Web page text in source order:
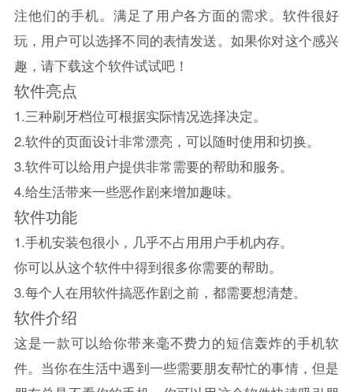
注他们的手机。满足了用户各方面的需求。软件很好
玩，用户可以选择不同的表情发送。如果你对这个感兴
趣，请下载这个软件试试吧！
软件亮点
1.三种刷牙档位可根据实际情况选择决定。
2.软件的页面设计非常漂亮，可以随时使用和切换。
3.软件可以给用户提供非常需要的帮助和服务。
4.给生活带来一些恶作剧来增加趣味。
软件功能
1.手机安装包很小，几乎不占用用户手机内存。
你可以从这个软件中得到很多你需要的帮助。
3.每个人在用软件搞恶作剧之前，都需要想清楚。
软件介绍
这是一款可以给你带来毫不费力的短信轰炸的手机软
件。当你在生活中遇到一些需要朋友帮忙的事情，但是